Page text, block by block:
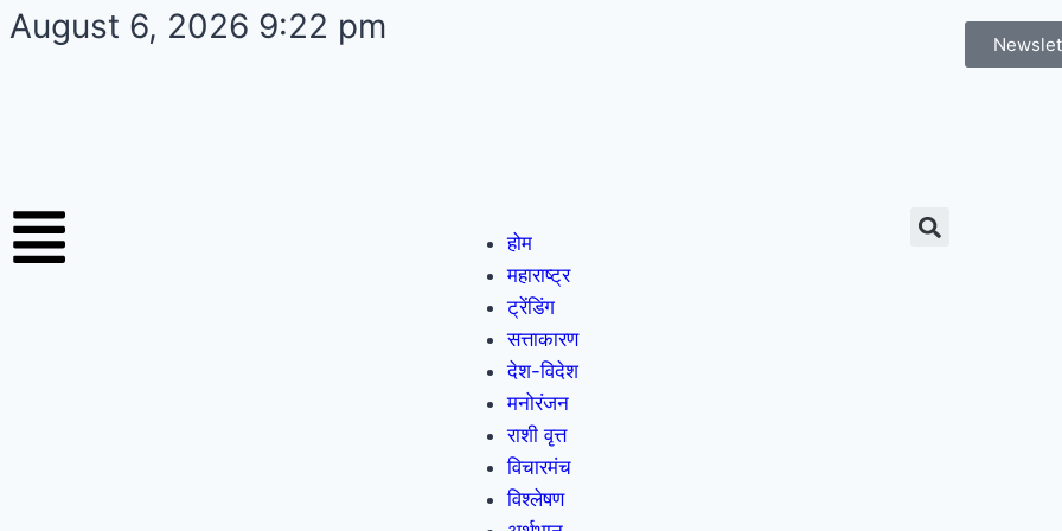
August 6, 2026 9:22 pm
होम
महाराष्ट्र
ट्रेंडिंग
सत्ताकारण
देश-विदेश
मनोरंजन
राशी वृत्त
विचारमंच
विश्लेषण